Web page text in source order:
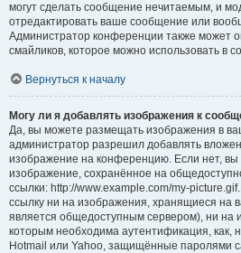
могут сделать сообщение нечитаемым, и
отредактировать ваше сообщение или
Администратор конференции также может
смайликов, которое можно использовать в
Вернуться к началу
Могу ли я добавлять изображения к
Да, вы можете размещать изображения в
администратор разрешил добавлять
изображение на конференцию. Если нет, вы
изображение, сохранённое на
ссылки: http://www.example.com/my-
ссылку ни на изображения, хранящиеся на
является общедоступным сервером), ни на
которым необходима аутентификация, как,
Hotmail или Yahoo, защищённые паролями